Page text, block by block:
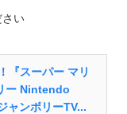
い
『スーパー マリ
ー Nintendo
ンボリーTV...